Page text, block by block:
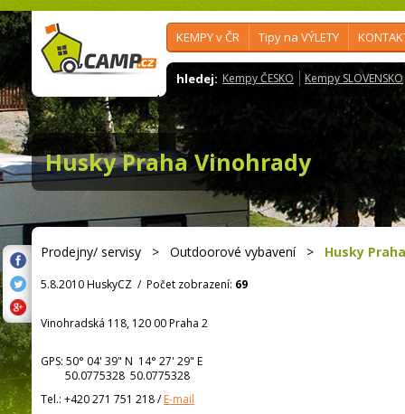
KEMPY v ČR Tipy na VÝLETY
hledej: Kempy ČESKO Kempy SLOVENSKO
Husky Praha Vinohrady
Prodejny/ servisy > Outdoorové vybavení> Husky
5.8.2010 HuskyCZ / Počet zobrazení: 69
Vinohradská 118, 120 00 Praha 2
GPS: 50° 04' 39" N 14° 27' 29" E
50.0775328 50.0775328
Tel.: +420 271 751 218/E-mail